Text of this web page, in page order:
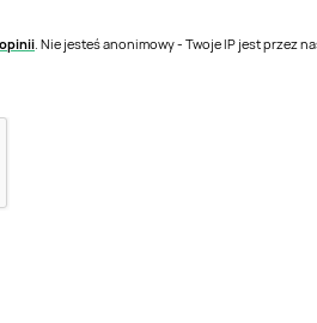
. Nie jesteś anonimowy - Twoje IP jest przez